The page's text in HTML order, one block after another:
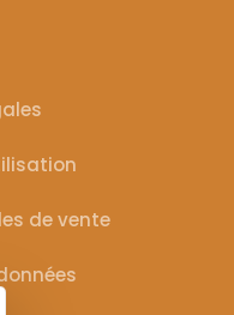
de vente